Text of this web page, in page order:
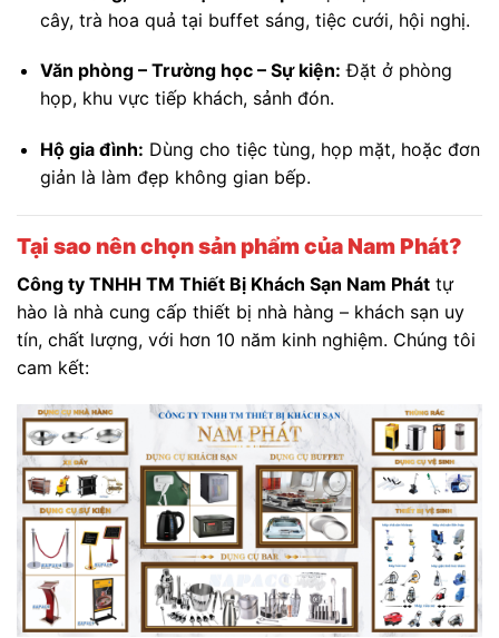
cây, trà hoa quả tại buffet sáng, tiệc cưới, hội nghị.
Văn phòng – Trường học – Sự kiện: Đặt ở phòng
họp, khu vực tiếp khách, sảnh đón.
Hộ gia đình: Dùng cho tiệc tùng, họp mặt, hoặc đơn
giản là làm đẹp không gian bếp.
Tại sao nên chọn sản phẩm của Nam Phát?
Công ty TNHH TM Thiết Bị Khách Sạn Nam Phát tự
hào là nhà cung cấp thiết bị nhà hàng – khách sạn uy
tín, chất lượng, với hơn 10 năm kinh nghiệm. Chúng tôi
cam kết: